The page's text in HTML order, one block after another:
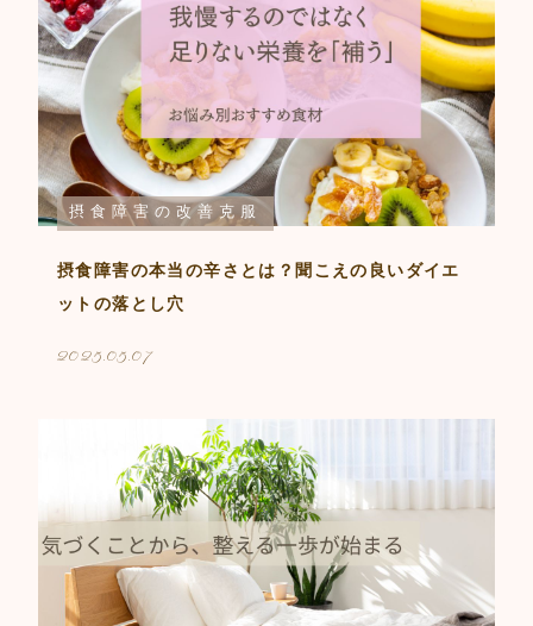
摂食障害の改善克服
摂食障害の本当の辛さとは？聞こえの良いダイエ
ットの落とし穴
2025.05.07